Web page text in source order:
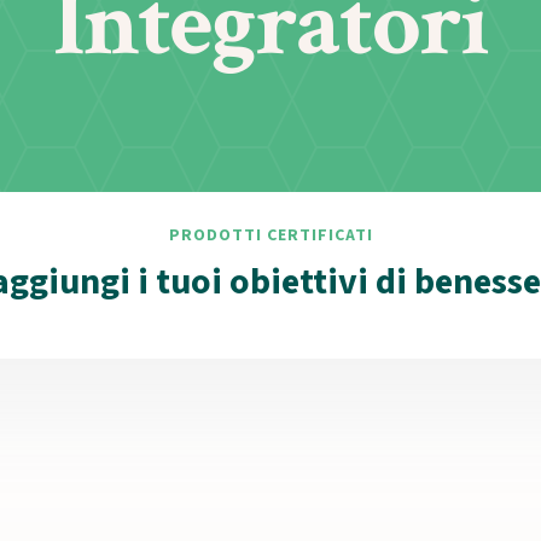
PRODOTTI CERTIFICATI
i tuoi obiettivi di